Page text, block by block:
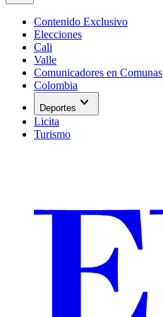
Contenido Exclusivo
Elecciones
Cali
Valle
Comunicadores en Comunas
Colombia
Deportes expand_more
Licita
Turismo